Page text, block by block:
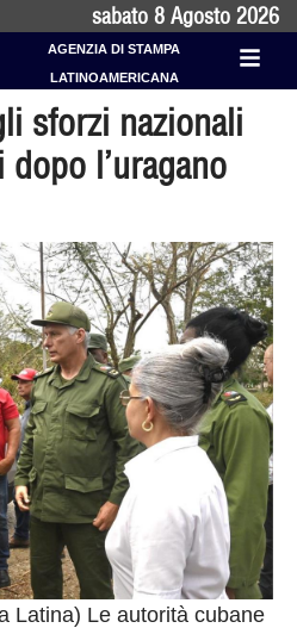
sabato 8 Agosto 2026
AGENZIA DI STAMPA
LATINOAMERICANA
sforzi nazionali
l’uragano
Latina) Le autorità cubane